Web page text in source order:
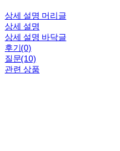
상세 설명 머리글
상세 설명
상세 설명 바닥글
후기(0)
질문(10)
관련 상품